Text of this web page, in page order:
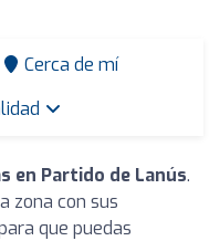
Cerca de mí
en Partido de Lanús.
zona con sus
que puedas